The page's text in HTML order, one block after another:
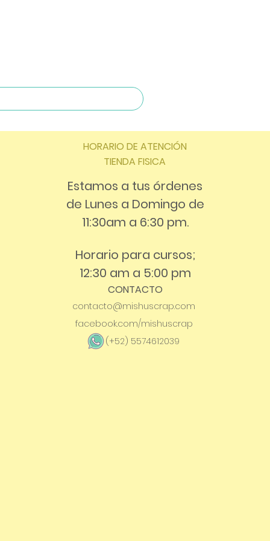
HORARIO DE ATENCIÓN
TIENDA FISICA
Estamos a tus órdenes
de Lunes a Domingo de
11:30am a 6:30 pm.
Horario para cursos;
12:30 am a 5:00 pm
CONTACTO
contacto@mishuscrap.com
facebook.com/mishuscrap
(+52) 5574612039